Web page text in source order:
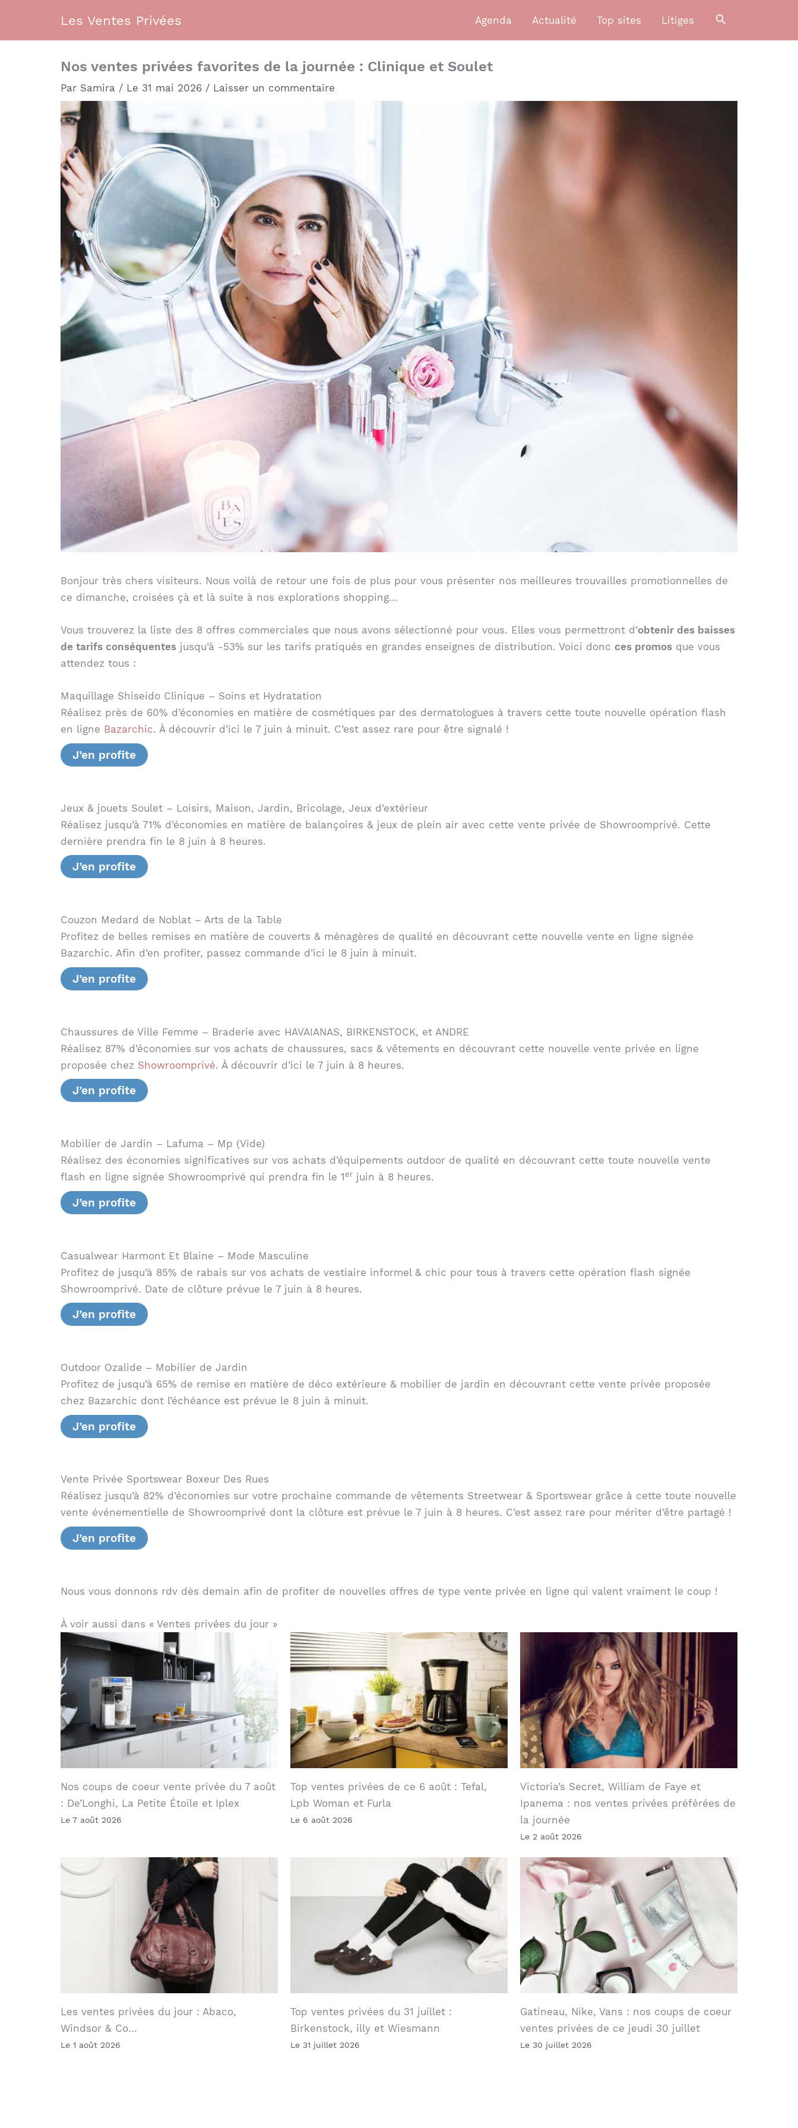
contenu
Les Ventes Privées Agenda Actualité Top sites Litiges
Nos ventes privées favorites de la journée : Clinique et Soulet
Par Samira / Le 31 mai 2026 / Laisser un commentaire
Bonjour très chers visiteurs. Nous voilà de retour une fois de plus pour vous présenter nos meilleures trouvailles promotionnelles de
ce dimanche, croisées çà et là suite à nos explorations shopping…
Vous trouverez la liste des 8 offres commerciales que nous avons sélectionné pour vous. Elles vous permettront d’obtenir des baisses
de tarifs conséquentes jusqu’à -53% sur les tarifs pratiqués en grandes enseignes de distribution. Voici donc ces promos que vous
attendez tous :
Maquillage Shiseido Clinique – Soins et Hydratation
Réalisez près de 60% d’économies en matière de cosmétiques par des dermatologues à travers cette toute nouvelle opération flash
en ligne Bazarchic. À découvrir d’ici le 7 juin à minuit. C’est assez rare pour être signalé !
J’en profite
Jeux & jouets Soulet – Loisirs, Maison, Jardin, Bricolage, Jeux d’extérieur
Réalisez jusqu’à 71% d’économies en matière de balançoires & jeux de plein air avec cette vente privée de Showroomprivé. Cette
dernière prendra fin le 8 juin à 8 heures.
J’en profite
Couzon Medard de Noblat – Arts de la Table
Profitez de belles remises en matière de couverts & ménagères de qualité en découvrant cette nouvelle vente en ligne signée
Bazarchic. Afin d’en profiter, passez commande d’ici le 8 juin à minuit.
J’en profite
Chaussures de Ville Femme – Braderie avec HAVAIANAS, BIRKENSTOCK, et ANDRE
Réalisez 87% d’économies sur vos achats de chaussures, sacs & vêtements en découvrant cette nouvelle vente privée en ligne
proposée chez Showroomprivé. À découvrir d’ici le 7 juin à 8 heures.
J’en profite
Mobilier de Jardin – Lafuma – Mp (Vide)
Réalisez des économies significatives sur vos achats d’équipements outdoor de qualité en découvrant cette toute nouvelle vente
flash en ligne signée Showroomprivé qui prendra fin le 1er juin à 8 heures.
J’en profite
Casualwear Harmont Et Blaine – Mode Masculine
Profitez de jusqu’à 85% de rabais sur vos achats de vestiaire informel & chic pour tous à travers cette opération flash signée
Showroomprivé. Date de clôture prévue le 7 juin à 8 heures.
J’en profite
Outdoor Ozalide – Mobilier de Jardin
Profitez de jusqu’à 65% de remise en matière de déco extérieure & mobilier de jardin en découvrant cette vente privée proposée
chez Bazarchic dont l’échéance est prévue le 8 juin à minuit.
J’en profite
Vente Privée Sportswear Boxeur Des Rues
Réalisez jusqu’à 82% d’économies sur votre prochaine commande de vêtements Streetwear & Sportswear grâce à cette toute nouvelle
vente événementielle de Showroomprivé dont la clôture est prévue le 7 juin à 8 heures. C’est assez rare pour mériter d’être partagé !
J’en profite
Nous vous donnons rdv dès demain afin de profiter de nouvelles offres de type vente privée en ligne qui valent vraiment le coup !
À voir aussi dans « Ventes privées du jour »
Nos coups de coeur vente privée du 7 août
: De’Longhi, La Petite Étoile et Iplex
Le 7 août 2026
Top ventes privées de ce 6 août : Tefal,
Lpb Woman et Furla
Le 6 août 2026
Victoria’s Secret, William de Faye et
Ipanema : nos ventes privées préférées de
la journée
Le 2 août 2026
Les ventes privées du jour : Abaco,
Windsor & Co…
Le 1 août 2026
Top ventes privées du 31 juillet :
Birkenstock, illy et Wiesmann
Le 31 juillet 2026
Gatineau, Nike, Vans : nos coups de coeur
ventes privées de ce jeudi 30 juillet
Le 30 juillet 2026